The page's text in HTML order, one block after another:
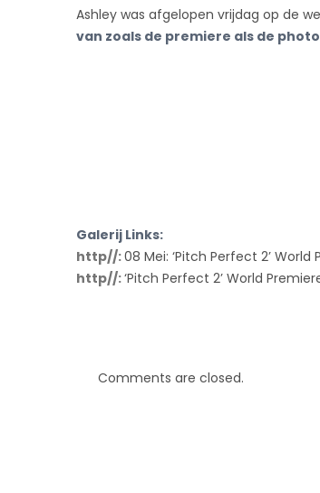
2’
Ashley was afgelopen vrijdag op de
van zoals de premiere als de
Galerij Links:
http//:08 Mei: ‘Pitch Perfect 2’ World
http//:‘Pitch Perfect 2’ World
Comments are closed.